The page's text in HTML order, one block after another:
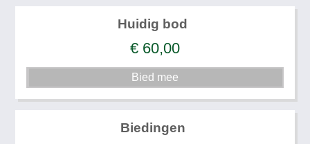
Huidig bod
€ 60,00
Biedingen